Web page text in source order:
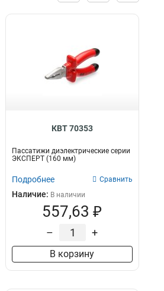
КВТ 70353
Пассатижи диэлектрические серии
ЭКСПЕРТ (160 мм)
Подробнее Сравнить
Наличие: В наличии
557,63 ₽
– +
В корзину